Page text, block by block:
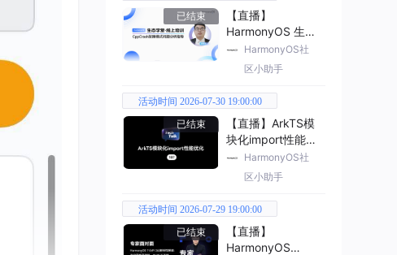
已结束
【直播】
HarmonyOS 生态
学堂·线上培训
HarmonyOS社
区小助手
活动时间 2026-07-30 19:00:00
已结束
【直播】ArkTS模
块化import性能优
化 HarmonyOS社
区小助手
活动时间 2026-07-29 19:00:00
已结束
【直播】
HarmonyOS